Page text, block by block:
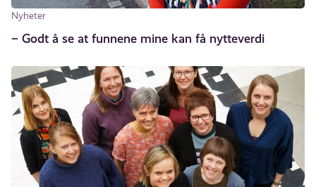
Nyheter
– Godt å se at funnene mine kan få nytteverdi